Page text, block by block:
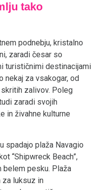
tako
podnebju, kristalno
zaradi česar so
turističnimi destinacijami
nekaj za vsakogar, od
zalivov. Poleg
zaradi svojih
in živahne kulturne
spadajo plaža Navagio
“Shipwreck Beach”,
belem pesku. Plaža
za luksuz in